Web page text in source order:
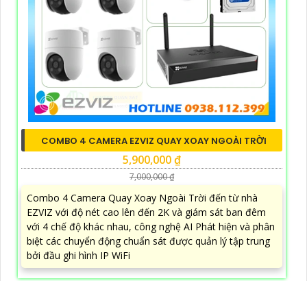
COMBO 4 CAMERA EZVIZ QUAY XOAY NGOÀI TRỜI
5,900,000 ₫
7,000,000 ₫
Combo 4 Camera Quay Xoay Ngoài Trời đến từ nhà
EZVIZ với độ nét cao lên đến 2K và giám sát ban đêm
với 4 chế độ khác nhau, công nghệ AI Phát hiện và phân
biệt các chuyển động chuẩn sát được quản lý tập trung
bởi đầu ghi hình IP WiFi